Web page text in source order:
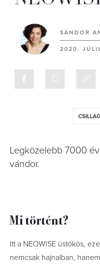
SÁNDOR
2020.
Legközelebb 7000
vándor.
Mi történt?
Itt a NEOWISE üstökös,
nemcsak hajnalban,